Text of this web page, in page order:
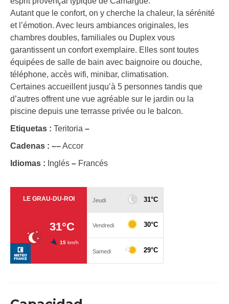
Autant que le confort, on y cherche la chaleur, la sérénité
et l’émotion. Avec leurs ambiances originales, les
chambres doubles, familiales ou Duplex vous
garantissent un confort exemplaire. Elles sont toutes
équipées de salle de bain avec baignoire ou douche,
téléphone, accès wifi, minibar, climatisation.
Certaines accueillent jusqu’à 5 personnes tandis que
d’autres offrent une vue agréable sur le jardin ou la
piscine depuis une terrasse privée ou le balcon.
Etiquetas : Teritoria –
Cadenas : ––Accor
Idiomas : Inglés – Francés